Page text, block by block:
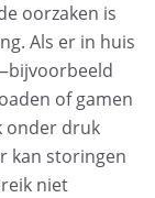
oorzaken is
Als er in huis
of gamen
onder druk
kan storingen
niet